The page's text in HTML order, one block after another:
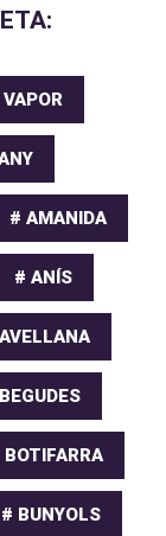
# AMANIDA
# ANÍS
BOTIFARRA
# BUNYOLS